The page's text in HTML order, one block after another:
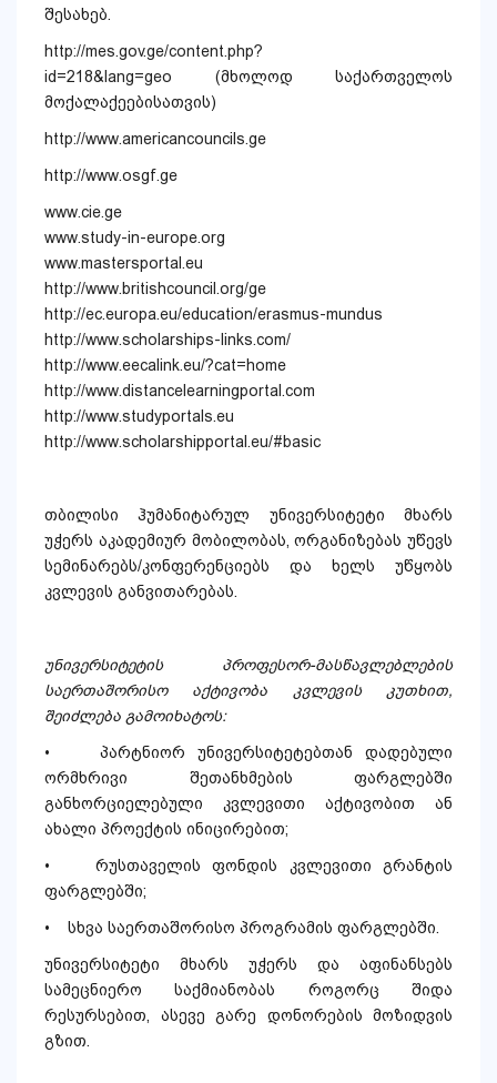
შესახებ.
http://mes.gov.ge/content.php?
id=218&lang=geo (მხოლოდ საქართველოს
მოქალაქეებისათვის)
http://www.americancouncils.ge
http://www.osgf.ge
www.cie.ge
www.study-in-europe.org
www.mastersportal.eu
http://www.britishcouncil.org/ge
http://ec.europa.eu/education/erasmus-mundus
http://www.scholarships-links.com/
http://www.eecalink.eu/?cat=home
http://www.distancelearningportal.com
http://www.studyportals.eu
http://www.scholarshipportal.eu/#basic
თბილისი ჰუმანიტარულ უნივერსიტეტი მხარს
უჭერს აკადემიურ მობილობას, ორგანიზებას უწევს
სემინარებს/კონფერენციებს და ხელს უწყობს
კვლევის განვითარებას.
უნივერსიტეტის პროფესორ-მასწავლებლების
საერთაშორისო აქტივობა კვლევის კუთხით,
შეიძლება გამოიხატოს:
• პარტნიორ უნივერსიტეტებთან დადებული
ორმხრივი შეთანხმების ფარგლებში
განხორციელებული კვლევითი აქტივობით ან
ახალი პროექტის ინიცირებით;
• რუსთაველის ფონდის კვლევითი გრანტის
ფარგლებში;
• სხვა საერთაშორისო პროგრამის ფარგლებში.
უნივერსიტეტი მხარს უჭერს და აფინანსებს
სამეცნიერო საქმიანობას როგორც შიდა
რესურსებით, ასევე გარე დონორების მოზიდვის
გზით.